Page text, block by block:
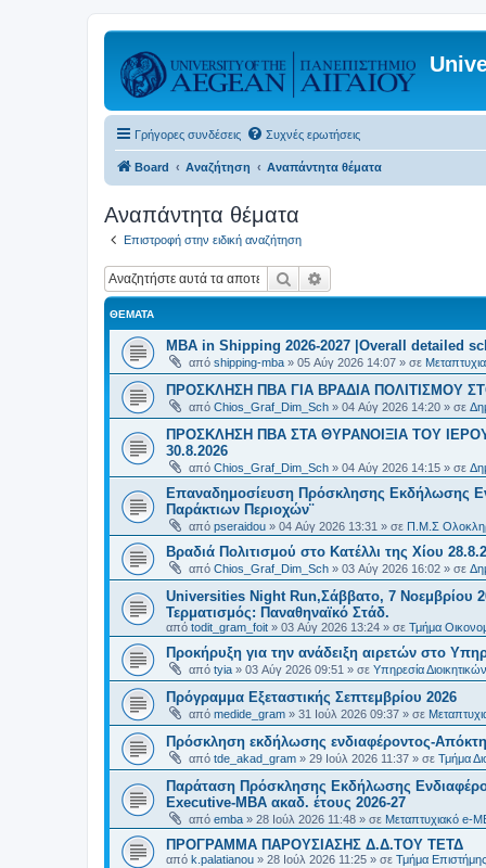
Γρήγορες συνδέσεις Συχνές ερωτήσεις
Board Αναζήτηση Αναπάντητα θέματα
Αναπάντητα θέματα
Επιστροφή στην ειδική αναζήτηση
Αναζήτηση
ΘΈΜΑΤΑ
MBA in Shipping 2026-2027 |Overall detailed
από shipping-mba » 05 Αύγ 2026 14:07 » σε
ΠΡΟΣΚΛΗΣΗ ΠΒΑ ΓΙΑ ΒΡΑΔΙΑ ΠΟΛΙΤΙΣΜΟΥ
από Chios_Graf_Dim_Sch » 04 Αύγ 2026 14:20 » σε
ΠΡΟΣΚΛΗΣΗ ΠΒΑ ΣΤΑ ΘΥΡΑΝΟΙΞΙΑ ΤΟΥ
30.8.2026
από Chios_Graf_Dim_Sch » 04 Αύγ 2026 14:15 » σε
Επαναδημοσίευση Πρόσκλησης Εκδήλωσης
Παράκτιων Περιοχών¨
από pseraidou » 04 Αύγ 2026 13:31 » σε Π.Μ.Σ
Βραδιά Πολιτισμού στο Κατέλλι της Χίου
από Chios_Graf_Dim_Sch » 03 Αύγ 2026 16:02 » σε
Universities Night Run,Σάββατο, 7 Νοεμβρίου
Τερματισμός: Παναθηναϊκό Στάδ.
από todit_gram_foit » 03 Αύγ 2026 13:24 » σε Τμήμα
Προκήρυξη για την ανάδειξη αιρετών στο
από tyia » 03 Αύγ 2026 09:51 » σε Υπηρεσία
Πρόγραμμα Εξεταστικής Σεπτεμβρίου 2026
από medide_gram » 31 Ιούλ 2026 09:37 » σε
Πρόσκληση εκδήλωσης ενδιαφέροντος-
από tde_akad_gram » 29 Ιούλ 2026 11:37 » σε Τμήμα
Παράταση Πρόσκλησης Εκδήλωσης
Executive-MBΑ ακαδ. έτους 2026-27
από emba » 28 Ιούλ 2026 11:48 » σε Μεταπτυχιακό e-
ΠΡΟΓΡΑΜΜΑ ΠΑΡΟΥΣΙΑΣΗΣ Δ.Δ.ΤΟΥ ΤΕΤΔ
από k.palatianou » 28 Ιούλ 2026 11:25 » σε Τμήμα